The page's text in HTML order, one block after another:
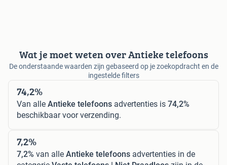
Wat je moet weten over Antieke telefoons
De onderstaande waarden zijn gebaseerd op je zoekopdracht en de
ingestelde filters
74,2%
Van alle Antieke telefoons advertenties is 74,2%
beschikbaar voor verzending.
7,2%
7,2% van alle Antieke telefoons advertenties in de